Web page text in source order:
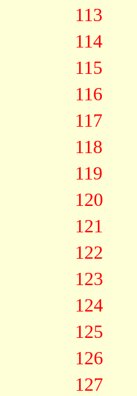
113
114
115
116
117
118
119
120
121
122
123
124
125
126
127